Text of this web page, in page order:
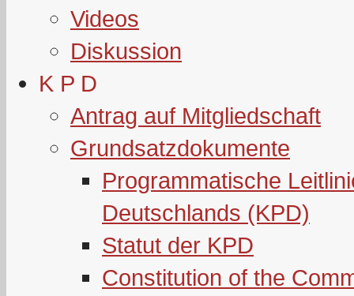
Videos
Diskussion
K P D
Antrag auf Mitgliedschaft
Grundsatzdokumente
Programmatische
Deutschlands (KPD)
Statut der KPD
Constitution of the